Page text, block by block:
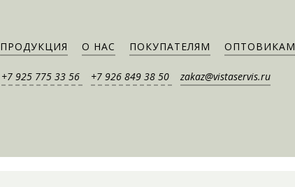
ПРОДУКЦИЯ О НАС ПОКУПАТЕЛЯМ ОПТОВИКАМ
+7 925 775 33 56 +7 926 849 38 50 zakaz@vistaservis.ru